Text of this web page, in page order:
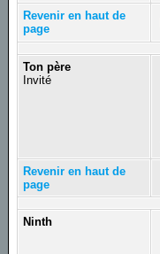
Revenir en haut de
page
Ton père
Invité
Revenir en haut de
page
Ninth